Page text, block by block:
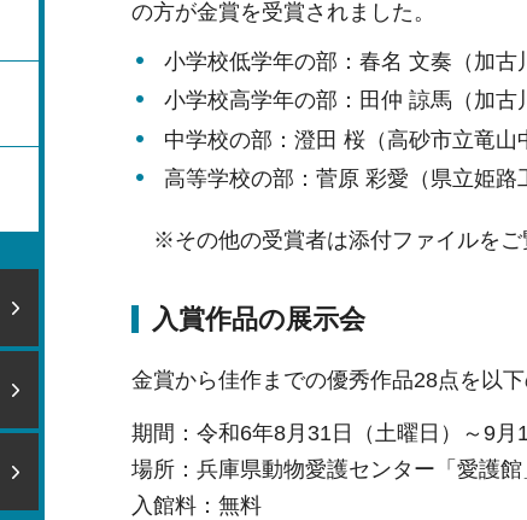
の方が金賞を受賞されました。
小学校低学年の部：春名 文奏（加古
小学校高学年の部：田仲 諒馬（加古
中学校の部：澄田 桜（高砂市立竜山
高等学校の部：菅原 彩愛（県立姫路
※その他の受賞者は添付ファイルをご
入賞作品の展示会
金賞から佳作までの優秀作品28点を以下
期間：令和6年8月31日（土曜日）～9月
場所：兵庫県動物愛護センター「愛護
入館料：無料